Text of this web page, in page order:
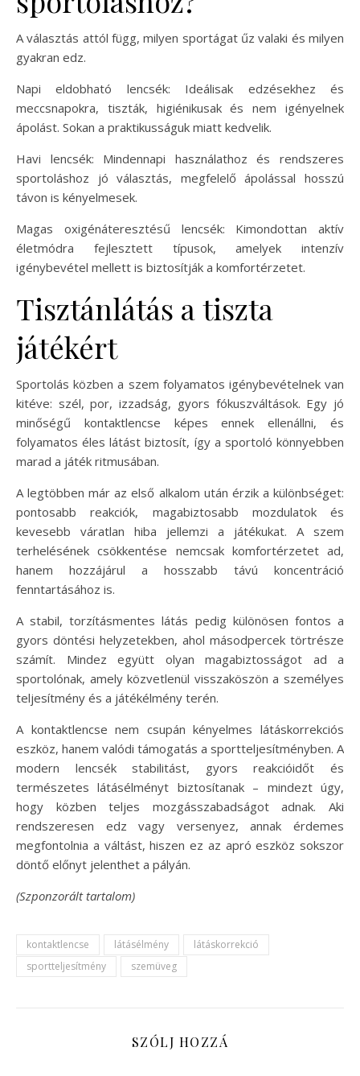
A választás attól függ, milyen sportágat űz valaki és milyen
gyakran edz.
Napi eldobható lencsék: Ideálisak edzésekhez és
meccsnapokra, tiszták, higiénikusak és nem igényelnek
ápolást. Sokan a praktikusságuk miatt kedvelik.
Havi lencsék: Mindennapi használathoz és rendszeres
sportoláshoz jó választás, megfelelő ápolással hosszú
távon is kényelmesek.
Magas oxigénáteresztésű lencsék: Kimondottan aktív
életmódra fejlesztett típusok, amelyek intenzív
igénybevétel mellett is biztosítják a komfortérzetet.
Tisztánlátás a tiszta
játékért
Sportolás közben a szem folyamatos igénybevételnek van
kitéve: szél, por, izzadság, gyors fókuszváltások. Egy jó
minőségű kontaktlencse képes ennek ellenállni, és
folyamatos éles látást biztosít, így a sportoló könnyebben
marad a játék ritmusában.
A legtöbben már az első alkalom után érzik a különbséget:
pontosabb reakciók, magabiztosabb mozdulatok és
kevesebb váratlan hiba jellemzi a játékukat. A szem
terhelésének csökkentése nemcsak komfortérzetet ad,
hanem hozzájárul a hosszabb távú koncentráció
fenntartásához is.
A stabil, torzításmentes látás pedig különösen fontos a
gyors döntési helyzetekben, ahol másodpercek törtrésze
számít. Mindez együtt olyan magabiztosságot ad a
sportolónak, amely közvetlenül visszaköszön a személyes
teljesítmény és a játékélmény terén.
A kontaktlencse nem csupán kényelmes látáskorrekciós
eszköz, hanem valódi támogatás a sportteljesítményben. A
modern lencsék stabilitást, gyors reakcióidőt és
természetes látásélményt biztosítanak – mindezt úgy,
hogy közben teljes mozgásszabadságot adnak. Aki
rendszeresen edz vagy versenyez, annak érdemes
megfontolnia a váltást, hiszen ez az apró eszköz sokszor
döntő előnyt jelenthet a pályán.
(Szponzorált tartalom)
kontaktlencse látásélmény
látáskorrekció
sportteljesítmény
szemüveg
SZÓLJ HOZZÁ